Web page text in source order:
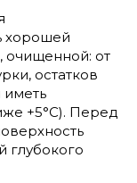
хорошей
очищенной: от
остатков
иметь
+5°С). Перед
глубокого